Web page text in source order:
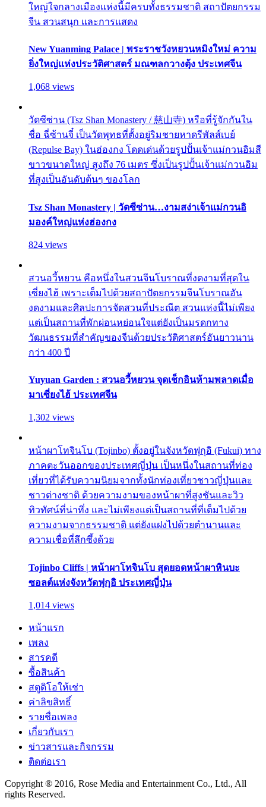
ใหญ่ใจกลางเมืองแห่งนี้มีครบทั้งธรรมชาติ สถาปัตยกรรม
จีน สวนสนุก และการแสดง
New Yuanming Palace | พระราชวังหยวนหมิงใหม่ ความ
ยิ่งใหญ่แห่งประวัติศาสตร์ มณฑลกวางตุ้ง ประเทศจีน
1,068 views
วัดซีซ่าน (Tsz Shan Monastery / 慈山寺) หรือที่รู้จักกันใน
ชื่อ ฉี่ซ้านจี๋ เป็นวัดพุทธที่ตั้งอยู่ริมชายหาดรีพัลส์เบย์
(Repulse Bay) ในฮ่องกง โดดเด่นด้วยรูปปั้นเจ้าแม่กวนอิมสี
ขาวขนาดใหญ่ สูงถึง 76 เมตร ซึ่งเป็นรูปปั้นเจ้าแม่กวนอิม
ที่สูงเป็นอันดับต้นๆ ของโลก
Tsz Shan Monastery | วัดซีซ่าน…งามสง่าเจ้าแม่กวนอิ
มองค์ใหญ่แห่งฮ่องกง
824 views
สวนอวี้หยวน คือหนึ่งในสวนจีนโบราณที่งดงามที่สุดใน
เซี่ยงไฮ้ เพราะเต็มไปด้วยสถาปัตยกรรมจีนโบราณอัน
งดงามและศิลปะการจัดสวนที่ประณีต สวนแห่งนี้ไม่เพียง
แต่เป็นสถานที่พักผ่อนหย่อนใจแต่ยังเป็นมรดกทาง
วัฒนธรรมที่สำคัญของจีนด้วยประวัติศาสตร์อันยาวนาน
กว่า 400 ปี
Yuyuan Garden : สวนอวี้หยวน จุดเช็กอินห้ามพลาดเมื่อ
มาเซี่ยงไฮ้ ประเทศจีน
1,302 views
หน้าผาโทจินโบ (Tojinbo) ตั้งอยู่ในจังหวัดฟุกุอิ (Fukui) ทาง
ภาคตะวันออกของประเทศญี่ปุ่น เป็นหนึ่งในสถานที่ท่อง
เที่ยวที่ได้รับความนิยมจากทั้งนักท่องเที่ยวชาวญี่ปุ่นและ
ชาวต่างชาติ ด้วยความงามของหน้าผาที่สูงชันและวิว
ทิวทัศน์ที่น่าทึ่ง และไม่เพียงแต่เป็นสถานที่ที่เต็มไปด้วย
ความงามจากธรรมชาติ แต่ยังแฝงไปด้วยตำนานและ
ความเชื่อที่ลึกซึ้งด้วย
Tojinbo Cliffs | หน้าผาโทจินโบ สุดยอดหน้าผาหินบะ
ซอลต์แห่งจังหวัดฟุกุอิ ประเทศญี่ปุ่น
1,014 views
หน้าแรก
เพลง
สารคดี
ซื้อสินค้า
สตูดิโอให้เช่า
ค่าลิขสิทธิ์
รายชื่อเพลง
เกี่ยวกับเรา
ข่าวสารและกิจกรรม
ติดต่อเรา
Copyright ® 2016, Rose Media and Entertainment Co., Ltd., All
rights Reserved.